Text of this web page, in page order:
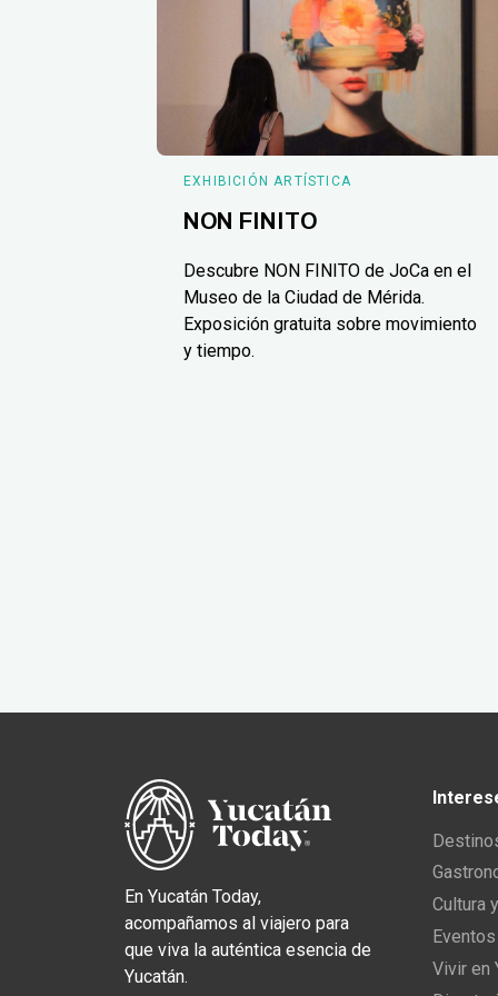
EXHIBICIÓN ARTÍSTICA
NON FINITO
Descubre NON FINITO de JoCa en el
Museo de la Ciudad de Mérida.
Exposición gratuita sobre movimiento
y tiempo.
En Yucatán Today,
acompañamos al viajero para
que viva la auténtica esencia de
Yucatán.
Cultura
Vivir en